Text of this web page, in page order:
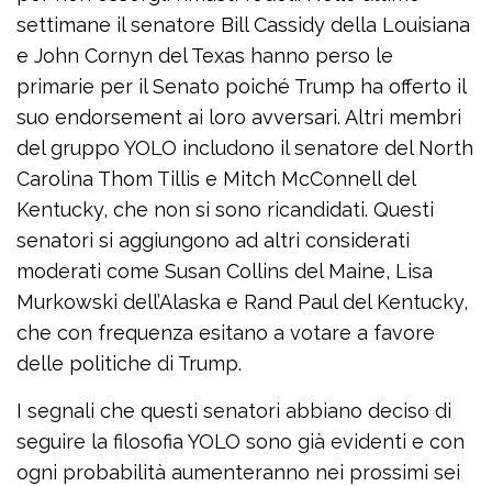
settimane il senatore Bill Cassidy della Louisiana
e John Cornyn del Texas hanno perso le
primarie per il Senato poiché Trump ha offerto il
suo endorsement ai loro avversari. Altri membri
del gruppo YOLO includono il senatore del North
Carolina Thom Tillis e Mitch McConnell del
Kentucky, che non si sono ricandidati. Questi
senatori si aggiungono ad altri considerati
moderati come Susan Collins del Maine, Lisa
Murkowski dell’Alaska e Rand Paul del Kentucky,
che con frequenza esitano a votare a favore
delle politiche di Trump.
I segnali che questi senatori abbiano deciso di
seguire la filosofia YOLO sono già evidenti e con
ogni probabilità aumenteranno nei prossimi sei